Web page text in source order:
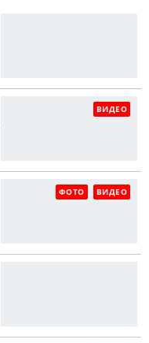
ВИДЕО
ФОТО ВИДЕО